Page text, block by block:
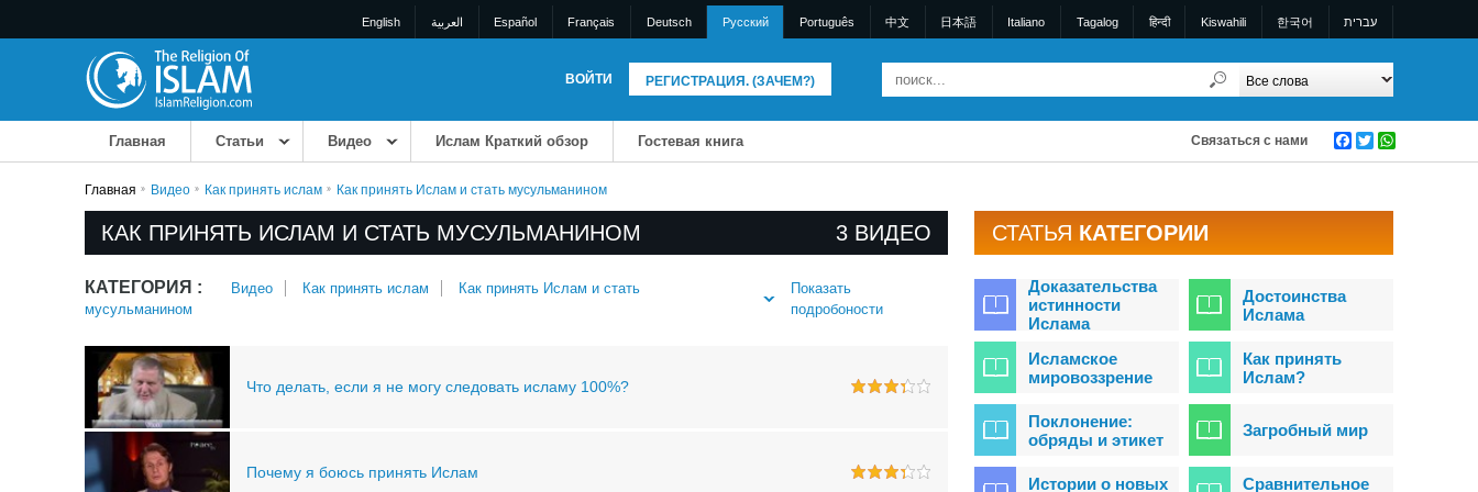
English العربية Español Français Deutsch Pусский Português 中文 日本語 Italiano Tagalog हिन्दी Kiswahili 한국어 עברית
РЕГИСТРАЦИЯ. (ЗАЧЕМ?)
ВОЙТИ
Главная Статьи Bидео Ислам Краткий обзор Гостевая книга Facebook
Twitter
Связаться с нами
Главная Bидео Как принять ислам Как принять Ислам и стать мусульманином
КАК ПРИНЯТЬ ИСЛАМ И СТАТЬ МУСУЛЬМАНИНОМ 3 BИДЕО
КАТЕГОРИЯ : Bидео Как принять ислам
Как принять Ислам и стать
мусульманином
Показать
подробоности
Что делать, если я не могу следовать исламу 100%?
Почему я боюсь принять Ислам
СТАТЬЯ КАТЕГОРИИ
Доказательства
истинности
Ислама
Достоинства
Ислама
Исламское
мировоззрение
Как принять
Ислам?
Поклонение:
обряды и этикет
Загробный мир
Истории о новых Сравнительное